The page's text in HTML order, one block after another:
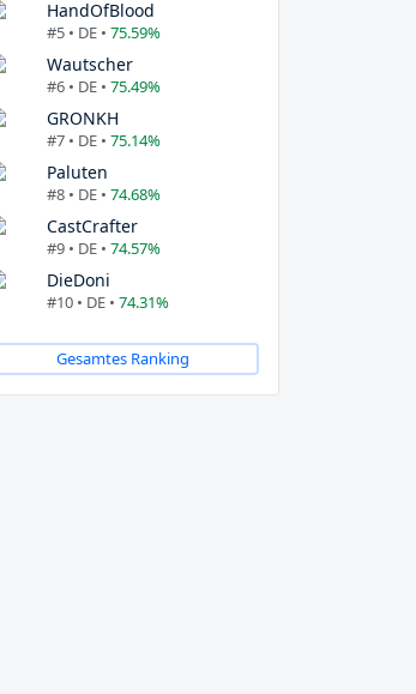
HandOfBlood
#5 • DE • 75.59%
Wautscher
#6 • DE • 75.49%
GRONKH
#7 • DE • 75.14%
Paluten
#8 • DE • 74.68%
CastCrafter
#9 • DE • 74.57%
DieDoni
#10 • DE • 74.31%
Gesamtes Ranking